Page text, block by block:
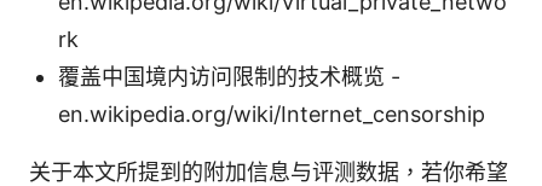
rk
覆盖中国境内访问限制的技术概览 -
en.wikipedia.org/wiki/Internet_censorship
关于本文所提到的附加信息与评测数据，若你希望